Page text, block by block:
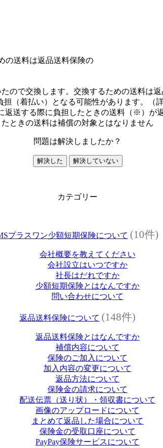
の送料は返品送料保険の
ので交換します。交換するための送料は
（着払い）となる可能性があります。（
返送する際に負担したときの送料（※）
たときの送料は補償の対象とはなりません
問題は解決しましたか？
解決した 解決していない
カテゴリー
プラスワン少額短期保険について (10件)
会社概要を教えてください
会社設立はいつですか
社長はだれですか
少額短期保険とはなんですか
問い合わせについて
返品送料保険について (148件)
返品送料保険とはなんですか
補償内容について
保険のご加入について
加入内容の変更について
返品方法について
保険金の請求について
配送伝票（送り状）・領収書について
画像のアップロードについて
まとめて返品した場合について
保険金の受取口座について
PayPay保険サービスについて